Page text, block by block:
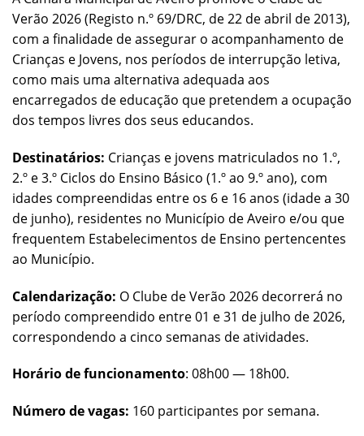
Verão 2026 (Registo n.º 69/DRC, de 22 de abril de 2013),
com a finalidade de assegurar o acompanhamento de
Crianças e Jovens, nos períodos de interrupção letiva,
como mais uma alternativa adequada aos
encarregados de educação que pretendem a ocupação
dos tempos livres dos seus educandos.
Destinatários: Crianças e jovens matriculados no 1.º,
2.º e 3.º Ciclos do Ensino Básico (1.º ao 9.º ano), com
idades compreendidas entre os 6 e 16 anos (idade a 30
de junho), residentes no Município de Aveiro e/ou que
frequentem Estabelecimentos de Ensino pertencentes
ao Município.
Calendarização: O Clube de Verão 2026 decorrerá no
período compreendido entre 01 e 31 de julho de 2026,
correspondendo a cinco semanas de atividades.
Horário de funcionamento: 08h00 — 18h00.
Número de vagas: 160 participantes por semana.